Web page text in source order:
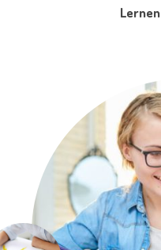
Lernen